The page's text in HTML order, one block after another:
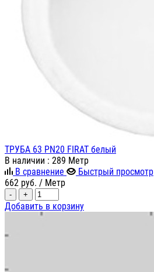
ТРУБА 63 PN20 FIRAT белый
В наличии : 289 Метр
В сравнение
Быстрый просмотр
662 руб. / Метр
- +
Добавить в корзину